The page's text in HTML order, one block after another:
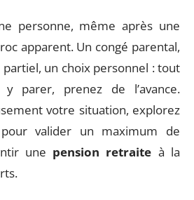
personne, même après une
apparent. Un congé parental,
un choix personnel : tout
parer, prenez de l’avance.
votre situation, explorez
valider un maximum de
une pension retraite à la